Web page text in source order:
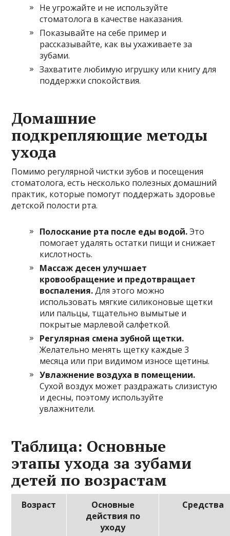
Не угрожайте и не используйте
стоматолога в качестве наказания.
Показывайте на себе пример и
рассказывайте, как вы ухаживаете за
зубами.
Захватите любимую игрушку или книгу для
поддержки спокойствия.
Домашние
подкрепляющие методы
ухода
Помимо регулярной чистки зубов и посещения
стоматолога, есть несколько полезных домашний
практик, которые помогут поддержать здоровье
детской полости рта.
Полоскание рта после еды водой.Это
помогает удалять остатки пищи и снижает
кислотность.
Массаж десен улучшает
кровообращение и предотвращает
воспаления.Для этого можно
использовать мягкие силиконовые щетки
или пальцы, тщательно вымытые и
покрытые марлевой салфеткой.
Регулярная смена зубной щетки.
Желательно менять щетку каждые 3
месяца или при видимом износе щетины.
Увлажнение воздуха в помещении.
Сухой воздух может раздражать слизистую
и десны, поэтому используйте
увлажнители.
Таблица: Основные
этапы ухода за зубами
детей по возрастам
Возраст
Основные
действия по
уходу
Средства